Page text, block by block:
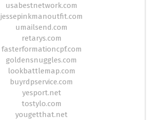
usabestnetwork.com
jessepinkmanoutfit.com
umailsend.com
retarys.com
fasterformationcpf.com
goldensnuggles.com
lookbattlemap.com
buyrdpservice.com
yesport.net
tostylo.com
yougetthat.net